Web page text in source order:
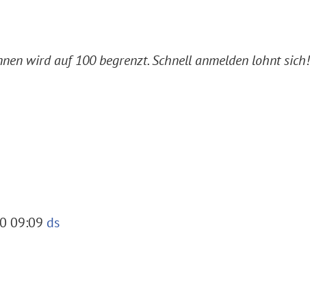
wird auf 100 begrenzt. Schnell anmelden lohnt sich!
09:09 ds